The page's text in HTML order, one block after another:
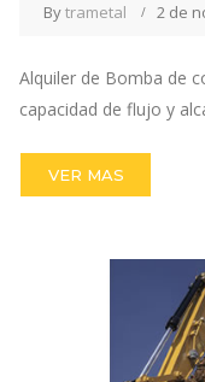
Bytrametal 2 de
Alquiler de Bomba de
capacidad de flujo y
VER MAS